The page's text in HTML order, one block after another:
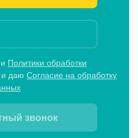
Политики обработки
и даю Согласие на обработку
звонок